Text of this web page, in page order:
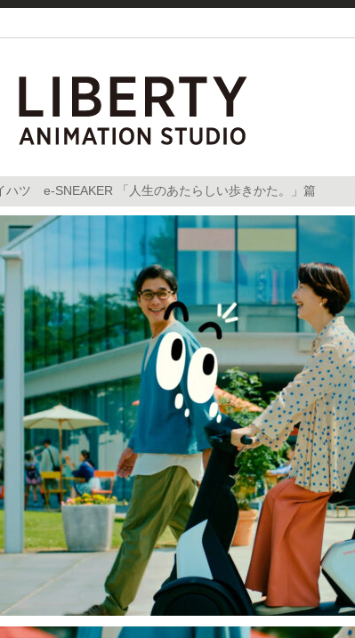
ハツ e-SNEAKER 「人生のあたらしい歩きかた。」篇